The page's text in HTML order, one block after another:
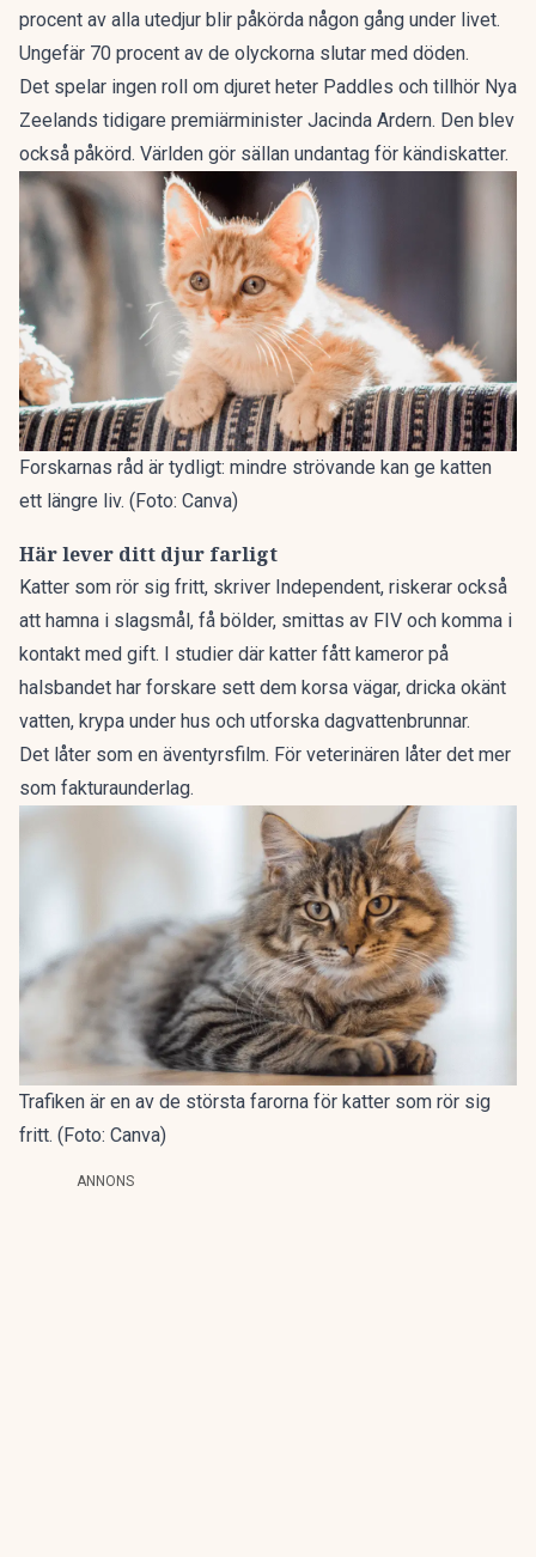
procent av alla utedjur blir påkörda någon gång under livet.
Ungefär 70 procent av de olyckorna slutar med döden.
Det spelar ingen roll om djuret heter Paddles och tillhör Nya
Zeelands tidigare premiärminister Jacinda Ardern. Den blev
också påkörd. Världen gör sällan undantag för kändiskatter.
Forskarnas råd är tydligt: mindre strövande kan ge katten
ett längre liv. (Foto: Canva)
Här lever ditt djur farligt
Katter som rör sig fritt, skriver Independent, riskerar också
att hamna i slagsmål, få bölder, smittas av FIV och komma i
kontakt med gift. I studier där katter fått kameror på
halsbandet har forskare sett dem korsa vägar, dricka okänt
vatten, krypa under hus och utforska dagvattenbrunnar.
Det låter som en äventyrsfilm. För veterinären låter det mer
som fakturaunderlag.
Trafiken är en av de största farorna för katter som rör sig
fritt. (Foto: Canva)
ANNONS